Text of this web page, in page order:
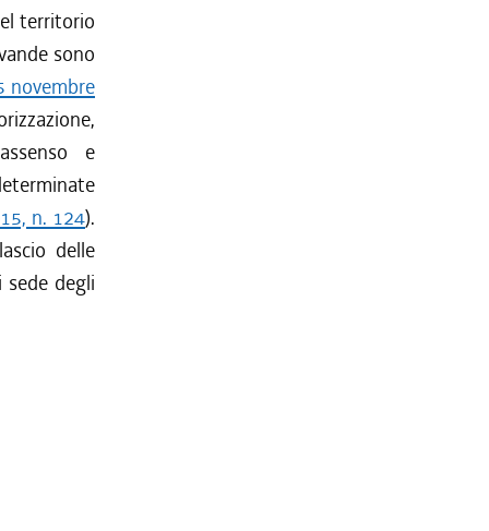
territorio
sono
novembre
e
n. 124).
delle
degli